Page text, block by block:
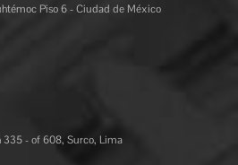
Piso 6 - Ciudad de México
- of 608, Surco, Lima